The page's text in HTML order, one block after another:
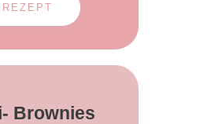
Brownies